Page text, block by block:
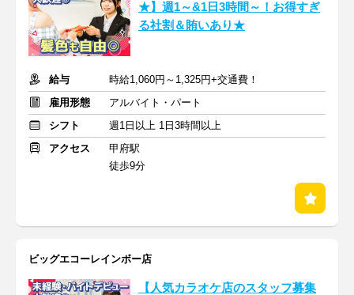
★】週1～&1日3時間～！お得すぎ
る社割＆賄いあり★
給与
時給1,060円～1,325円+交通費！
雇用形態
アルバイト・パート
シフト
週1日以上 1日3時間以上
アクセス
甲府駅
徒歩9分
ビッグエコーレインボー店
【人気カラオケ店のスタッフ募集